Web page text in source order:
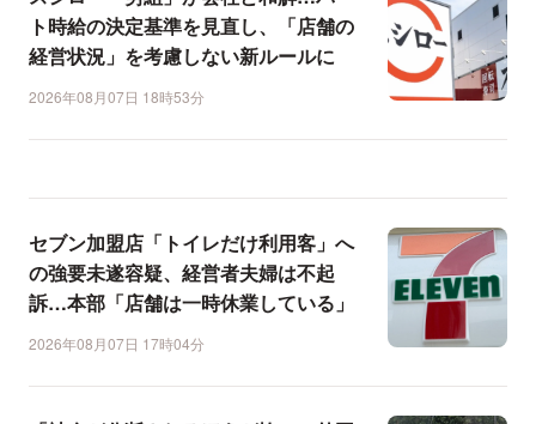
ト時給の決定基準を見直し、「店舗の
経営状況」を考慮しない新ルールに
2026年08月07日 18時53分
セブン加盟店「トイレだけ利用客」へ
の強要未遂容疑、経営者夫婦は不起
訴…本部「店舗は一時休業している」
2026年08月07日 17時04分